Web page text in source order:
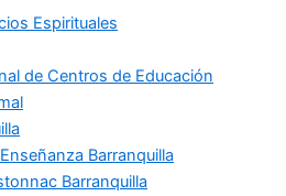
Espirituales
de Centros de Educación
Barranquilla
Barranquilla